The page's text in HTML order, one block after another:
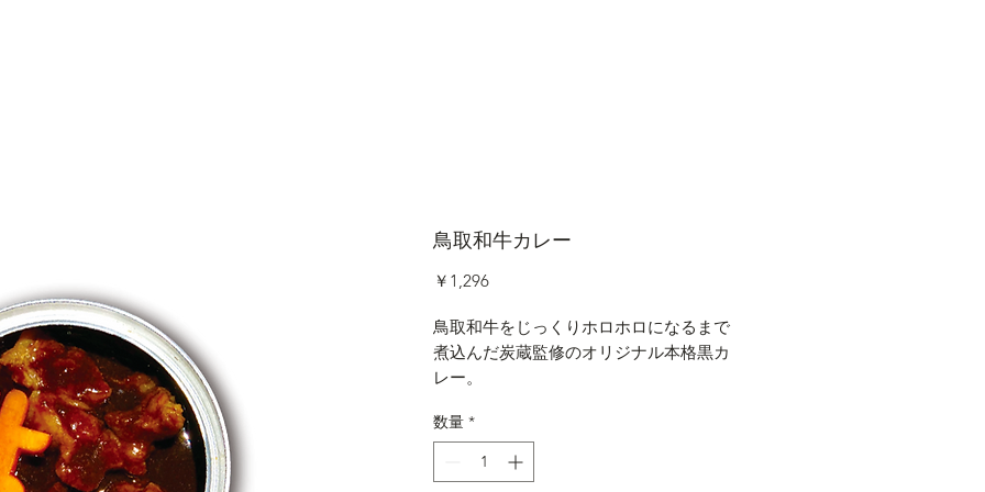
鳥取和牛カレー
￥1,296価
鳥取和牛をじっくりホロホロになるまで
煮込んだ炭蔵監修のオリジナル本格黒カ
レー。
数量 *